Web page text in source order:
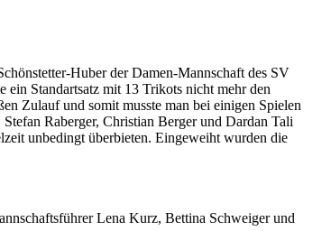
Huber der Damen-Mannschaft des SV
ein Standartsatz mit 13 Trikots nicht mehr den
Zulauf und somit musste man bei einigen Spielen
Raberger, Christian Berger und Dardan Tali
unbedingt überbieten. Eingeweiht wurden die
Lena Kurz, Bettina Schweiger und